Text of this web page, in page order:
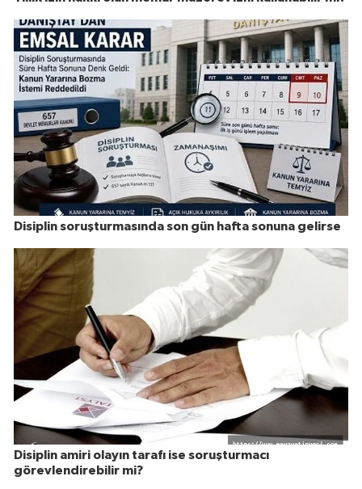
Disiplin soruşturmasında son gün hafta sonuna gelirse
Disiplin amiri olayın tarafı ise soruşturmacı
görevlendirebilir mi?